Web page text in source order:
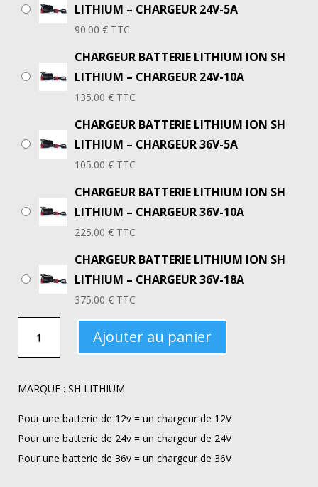
LITHIUM – CHARGEUR 24V-5A
90.00 € TTC
CHARGEUR BATTERIE LITHIUM ION SH
LITHIUM – CHARGEUR 24V-10A
135.00 € TTC
CHARGEUR BATTERIE LITHIUM ION SH
LITHIUM – CHARGEUR 36V-5A
105.00 € TTC
CHARGEUR BATTERIE LITHIUM ION SH
LITHIUM – CHARGEUR 36V-10A
225.00 € TTC
CHARGEUR BATTERIE LITHIUM ION SH
LITHIUM – CHARGEUR 36V-18A
375.00 € TTC
BATTERIE
ION
SH
LITHIUM
Ajouter au panier
MARQUE : SH LITHIUM
Pour une batterie de 12v = un chargeur de 12V
Pour une batterie de 24v = un chargeur de 24V
Pour une batterie de 36v = un chargeur de 36V